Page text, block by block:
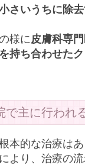
さいうちに除
様に皮膚科専
持ち合わせた
主に行われ
本的な治療は
より、治療の流